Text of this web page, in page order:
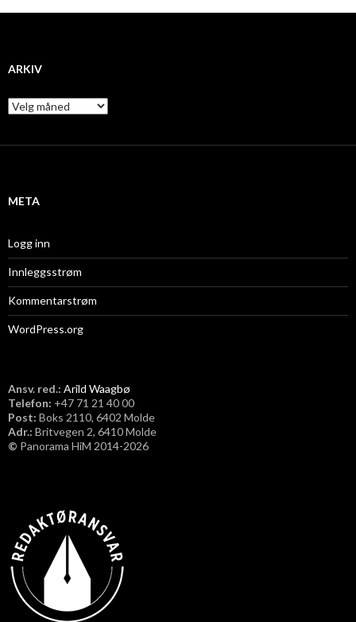
ARKIV
A
r
i
META
Logg inn
Innleggsstrøm
Kommentarstrøm
WordPress.org
Ansv. red.: Arild Waagbø
Telefon: ​+47 71 21 40 00
Post: Boks 2110, 6402 Molde
Adr.: Britvegen 2, 6410 Molde
© Panorama HiM 2014-2026